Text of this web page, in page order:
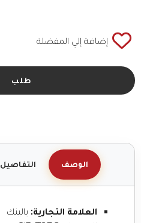
إضافة إلي المفضلة
طلب
الوصف التفاصيل
العلامة التجارية: يالينك